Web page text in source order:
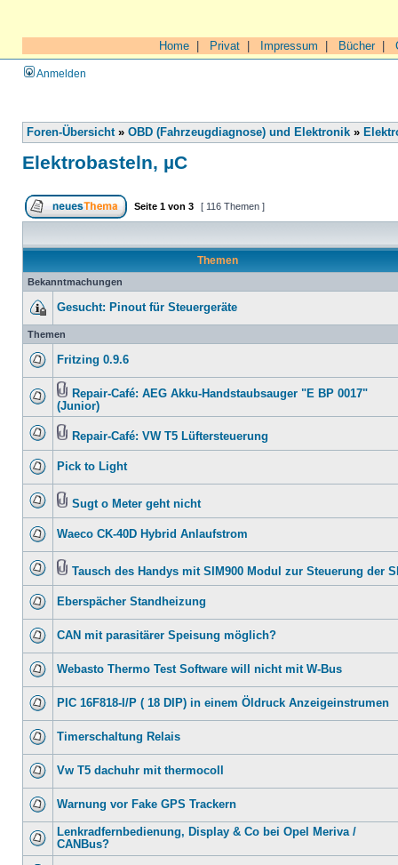
Home Privat Impressum Bücher|
Anmelden
Foren-Übersicht» OBD (Fahrzeugdiagnose) und Elektronik »
Elektrobasteln, µC
Seite 1 von 3 [ 116 Themen ]
Themen
Bekanntmachungen
Gesucht: Pinout für Steuergeräte
Themen
Fritzing 0.9.6
Repair-Café: AEG Akku-Handstaubsauger "E BP 0017"
(Junior)
Repair-Café: VW T5 Lüftersteuerung
Pick to Light
Sugt o Meter geht nicht
Waeco CK-40D Hybrid Anlaufstrom
Tausch des Handys mit SIM900 Modul zur Steuerung der
Eberspächer Standheizung
CAN mit parasitärer Speisung möglich?
Webasto Thermo Test Software will nicht mit W-Bus
PIC 16F818-I/P ( 18 DIP) in einem Öldruck Anzeigeinstrumen
Timerschaltung Relais
Vw T5 dachuhr mit thermocoll
Warnung vor Fake GPS Trackern
Lenkradfernbedienung, Display & Co bei Opel Meriva /
CANBus?